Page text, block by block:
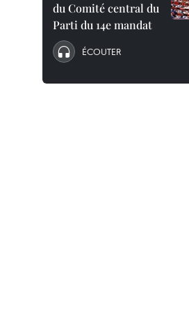
du Comité central du
Parti du 14e mandat
ÉCOUTER